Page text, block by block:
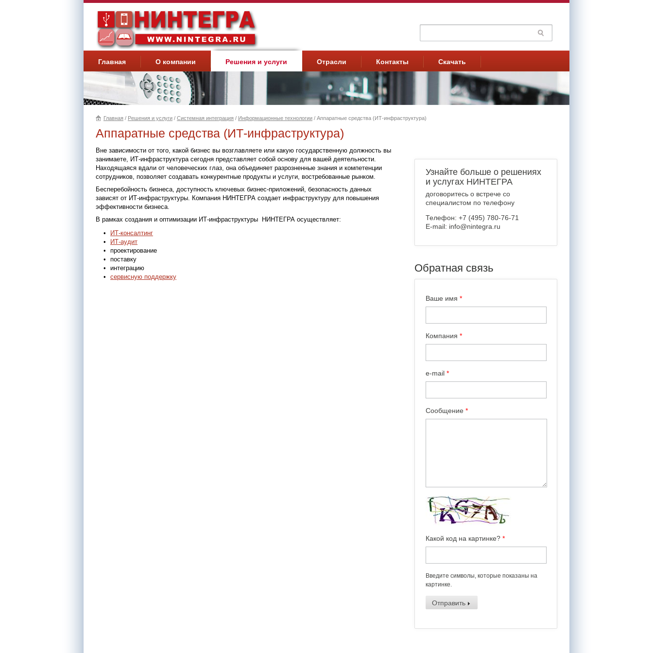
Форма поиска
Поиск
Главная О компании Решения и услуги Отрасли Контакты Скачать
Вы здесь
Главная / Решения и услуги / Системная интеграция / Информационные технологии / Аппаратные средства (ИТ-инфраструктура)
Аппаратные средства (ИТ-инфраструктура)
Вне зависимости от того, какой бизнес вы возглавляете или какую государственную должность вы
занимаете, ИТ-инфраструктура сегодня представляет собой основу для вашей деятельности.
Находящаяся вдали от человеческих глаз, она объединяет разрозненные знания и компетенции
сотрудников, позволяет создавать конкурентные продукты и услуги, востребованные рынком.
Бесперебойность бизнеса, доступность ключевых бизнес-приложений, безопасность данных
зависят от ИТ-инфраструктуры. Компания НИНТЕГРА создает инфраструктуру для повышения
эффективности бизнеса.
В рамках создания и оптимизации ИТ-инфраструктуры НИНТЕГРА осуществляет:
ИТ-консалтинг
ИТ-аудит
проектирование
поставку
интеграцию
сервисную поддержку
Узнайте больше о решениях
и услугах НИНТЕГРА
договоритесь о встрече со
специалистом по телефону
Телефон: +7 (495) 780-76-71
E-mail: info@nintegra.ru
Обратная связь
Ваше имя *
Компания *
e-mail *
Сообщение *
Какой код на картинке? *
Введите символы, которые показаны на
картинке.